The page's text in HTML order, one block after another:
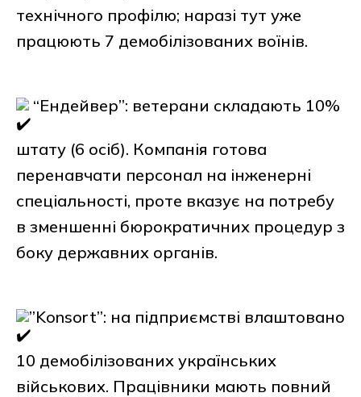
технічного профілю; наразі тут уже
працюють 7 демобілізованих воїнів.
“Ендейвер”: ветерани складають 10%
штату (6 осіб). Компанія готова
перенавчати персонал на інженерні
спеціальності, проте вказує на потребу
в зменшенні бюрократичних процедур з
боку державних органів.
”Konsort”: на підприємстві влаштовано
10 демобілізованих українських
військових. Працівники мають повний